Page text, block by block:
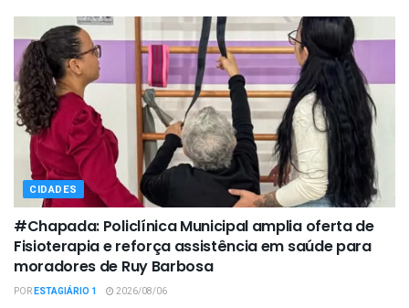
CIDADES
#Chapada: Policlínica Municipal amplia oferta de
Fisioterapia e reforça assistência em saúde para
moradores de Ruy Barbosa
PORESTAGIÁRIO 1 2026/08/06